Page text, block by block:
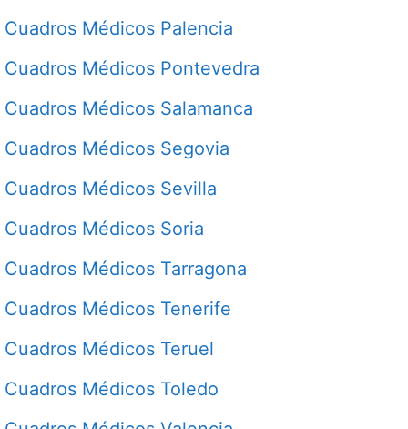
Cuadros Médicos Palencia
Cuadros Médicos Pontevedra
Cuadros Médicos Salamanca
Cuadros Médicos Segovia
Cuadros Médicos Sevilla
Cuadros Médicos Soria
Cuadros Médicos Tarragona
Cuadros Médicos Tenerife
Cuadros Médicos Teruel
Cuadros Médicos Toledo